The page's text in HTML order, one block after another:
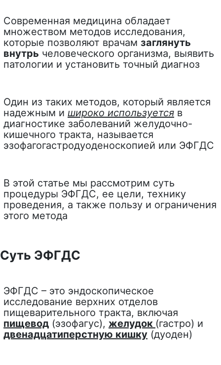
Современная медицина обладает
множеством методов исследования,
которые позволяют врачам заглянуть
внутрь человеческого организма, выявить
патологии и установить точный диагноз
Один из таких методов, который является
надежным и широко используется в
диагностике заболеваний желудочно-
кишечного тракта, называется
эзофагогастродуоденоскопией или ЭФГДС
В этой статье мы рассмотрим суть
процедуры ЭФГДС, ее цели, технику
проведения, а также пользу и ограничения
этого метода
Суть ЭФГДС
ЭФГДС – это эндоскопическое
исследование верхних отделов
пищеварительного тракта, включая
пищевод (эзофагус), желудок (гастро) и
двенадцатиперстную кишку (дуоден)